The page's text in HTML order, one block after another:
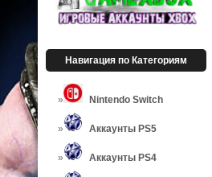
Навигация по Категориям
Nintendo Switch
Аккаунты PS5
Аккаунты PS4